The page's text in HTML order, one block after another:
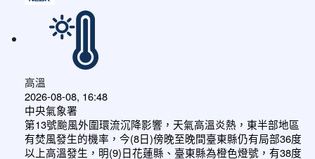
高溫
2026-08-08, 16:48
中央氣象署
第13號颱風外圍環流沉降影響，天氣高溫炎熱，東半部地區
有焚風發生的機率，今(8日)傍晚至晚間臺東縣仍有局部36度
以上高溫發生，明(9)日花蓮縣、臺東縣為橙色燈號，有38度